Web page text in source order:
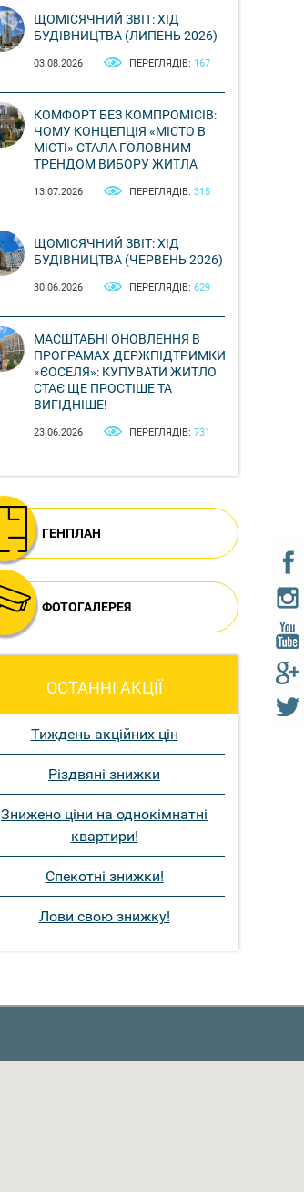
ЩОМІСЯЧНИЙ ЗВІТ: ХІД
БУДІВНИЦТВА (ЛИПЕНЬ 2026)
03.08.2026 ПЕРЕГЛЯДІВ: 167
КОМФОРТ БЕЗ КОМПРОМІСІВ:
ЧОМУ КОНЦЕПЦІЯ «МІСТО В
МІСТІ» СТАЛА ГОЛОВНИМ
ТРЕНДОМ ВИБОРУ ЖИТЛА
13.07.2026 ПЕРЕГЛЯДІВ: 315
ЩОМІСЯЧНИЙ ЗВІТ: ХІД
БУДІВНИЦТВА (ЧЕРВЕНЬ 2026)
30.06.2026 ПЕРЕГЛЯДІВ: 629
МАСШТАБНІ ОНОВЛЕННЯ В
ПРОГРАМАХ ДЕРЖПІДТРИМКИ
«ЄОСЕЛЯ»: КУПУВАТИ ЖИТЛО
СТАЄ ЩЕ ПРОСТІШЕ ТА
ВИГІДНІШЕ!
23.06.2026 ПЕРЕГЛЯДІВ: 731
ГЕНПЛАН
ФОТОГАЛЕРЕЯ
ОСТАННІ АКЦІЇ
Тиждень акційних цін
Різдвяні знижки
Знижено ціни на однокімнатні
квартири!
Спекотні знижки!
Лови свою знижку!